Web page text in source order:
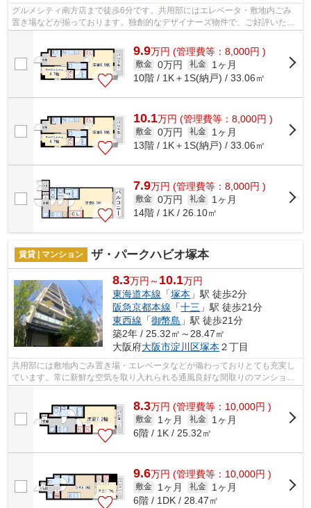
グルメシティ南方店まで徒歩6分です。共用部にはエレベータ・敷地内ごみ
置き場などが揃っております。独創的なデザイナーズ物件で、ご好評いただ
9.9万円 (管理費等：8,000円 )
敷金 0万円 礼金
1ヶ月
10階 / 1K＋1S(納戸) / 33.06㎡
10.1万円 (管理費等：8,000円 )
敷金 0万円 礼金
1ヶ月
13階 / 1K＋1S(納戸) / 33.06㎡
7.9万円 (管理費等：8,000円 )
敷金 0万円 礼金
1ヶ月
14階 / 1K / 26.10㎡
賃貸 | マンション ザ・パークハビオ塚本
8.3万円～ 10.1万円
東海道本線 「塚本 」駅 徒歩2分
阪急京都本線 「十三 」駅 徒歩21分
東西線 「御幣島 」駅 徒歩21分
築2年 / 25.32㎡～28.47㎡
大阪府大阪市淀川区塚本 ２丁目
共用部には敷地内ごみ置き場・エレベータなどが備わっておりとても充実し
ています。常に新鮮な空気を取り入れられる通風良好な間取りのマンショ
8.3万円 (管理費等：10,000円 )
敷金 1ヶ月 礼金
1ヶ月
6階 / 1K / 25.32㎡
9.6万円 (管理費等：10,000円 )
敷金 1ヶ月 礼金
1ヶ月
6階 / 1DK / 28.47㎡